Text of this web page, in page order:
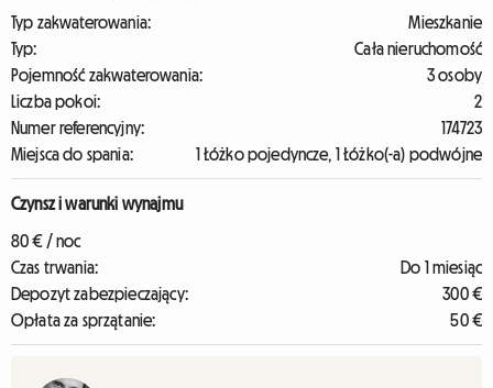
Typ zakwaterowania:
Mieszkanie
Typ:
Cała nieruchomość
Pojemność zakwaterowania:
3 osoby
Liczba pokoi:
2
Numer referencyjny:
174723
Miejsca do spania:
1 Łóżko pojedyncze, 1 Łóżko(-a) podwójne
Czynsz i warunki wynajmu
80 € / noc
Czas trwania:
Do 1 miesiąc
Depozyt zabezpieczający:
300 €
Opłata za sprzątanie:
50 €